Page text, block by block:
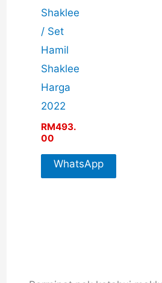
Shaklee
/ Set
Hamil
Shaklee
Harga
2022
RM493.
00
WhatsApp